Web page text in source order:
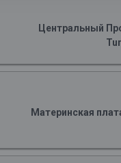
Центральный
Материнская